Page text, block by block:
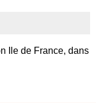
Ile de France, dans